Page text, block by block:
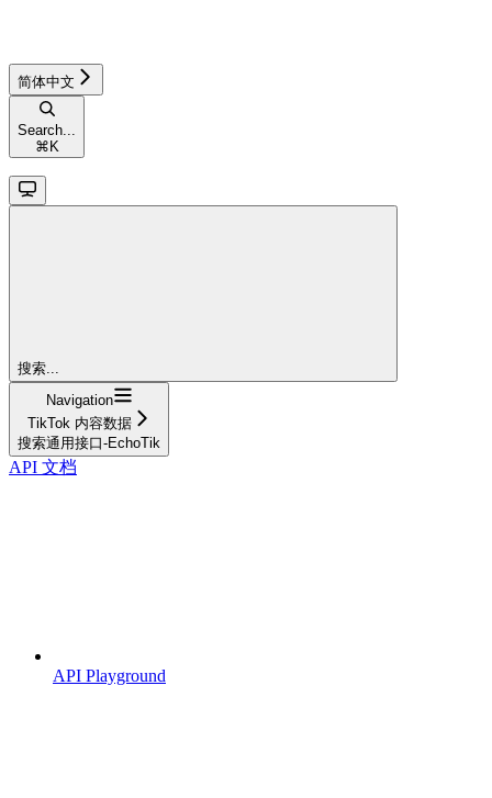
简体中文
Search...
⌘ K
搜索...
Navigation
TikTok 内容数据
搜索通用接口-EchoTik
API 文档
API Playground